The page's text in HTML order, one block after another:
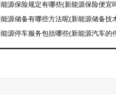
能源保险规定有哪些(新能源保险便宜
能源储备有哪些方法呢(新能源储备技
能源停车服务包括哪些(新能源汽车的